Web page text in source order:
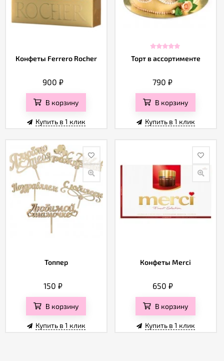
Конфеты Ferrero Rocher
900₽
В корзину
Купить в 1 клик
Торт в ассортименте
790₽
В корзину
Купить в 1 клик
Топпер
150₽
В корзину
Купить в 1 клик
Конфеты Merci
650 ₽
В корзину
Купить в 1 клик